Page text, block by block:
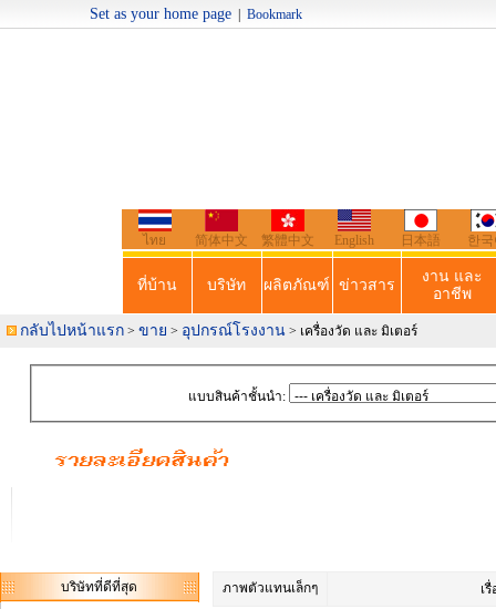
Set as your home page |Bookmark
ไทย 简体中文 繁體中文 English 日本語 한
ที่บ้าน บริษัท ผลิตภัณฑ์ ข่าวสาร
งาน และ
อาชีพ
กลับไปหน้าแรก > ขาย > อุปกรณ์โรงงาน > เครื่องวัด และ มิเตอร์
แบบสินค้าชั้นนำ:
บริษัทที่ดีที่สุด ภาพตัวแทนเล็กๆ เ